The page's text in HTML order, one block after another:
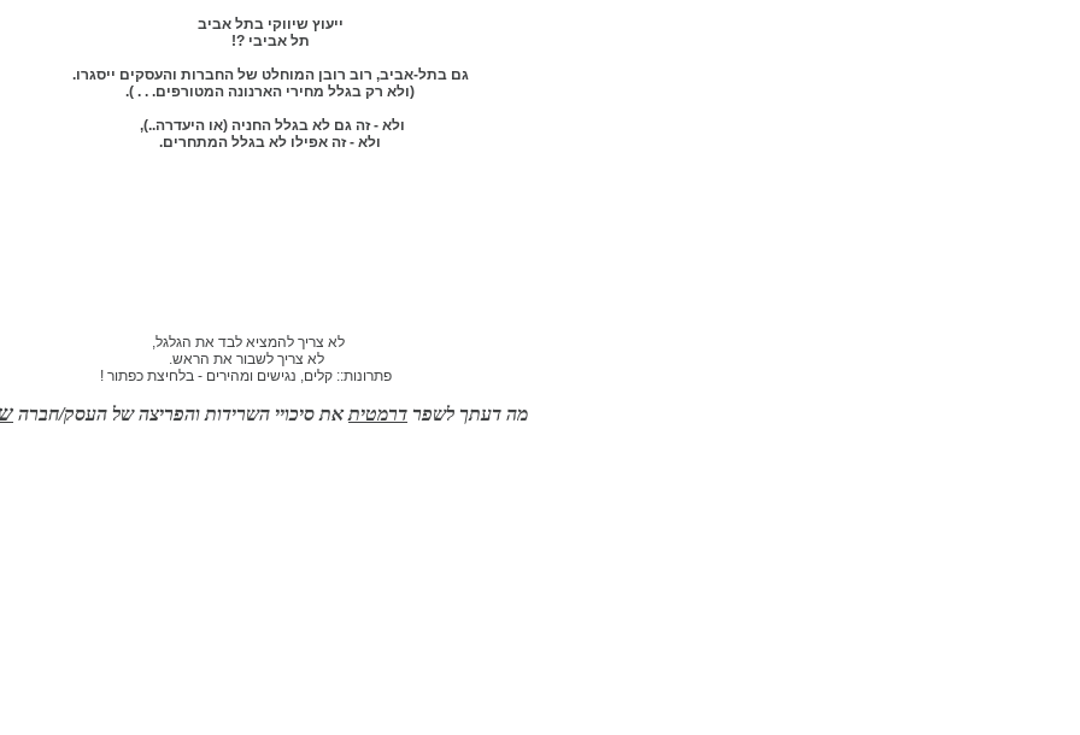
ייעוץ שיווקי בתל אביב
תל אביבי ?!
גם בתל-אביב, רוב רובן המוחלט של החברות והעסקים ייסגרו.
(ולא רק בגלל מחירי הארנונה המטורפים. . . ).
ולא - זה גם לא בגלל החניה (או היעדרה..),
ולא - זה אפילו לא בגלל המתחרים.
לא צריך להמציא לבד את הגלגל,
לא צריך לשבור את הראש.
פתרונות:: קלים, נגישים ומהירים - בלחיצת כפתור !
מה דעתך לשפר דרמטיתאת סיכויי השרידות והפריצה של העסק/חברה